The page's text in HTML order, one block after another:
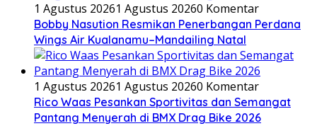
1 Agustus 20261 Agustus 20260 Komentar
Bobby Nasution Resmikan Penerbangan Perdana
Wings Air Kualanamu–Mandailing Natal
1 Agustus 20261 Agustus 20260 Komentar
Rico Waas Pesankan Sportivitas dan Semangat
Pantang Menyerah di BMX Drag Bike 2026